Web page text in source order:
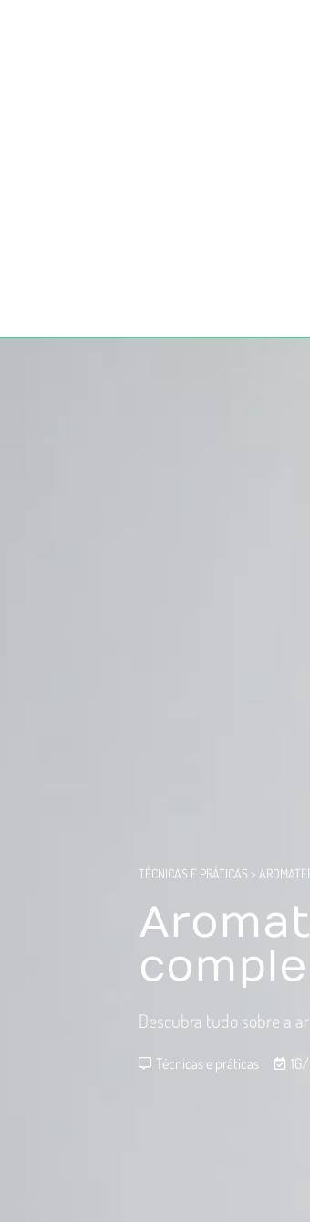
TÉCNICAS E PRÁTICAS >
Descubra tudo sobre a
Técnicas e práticas